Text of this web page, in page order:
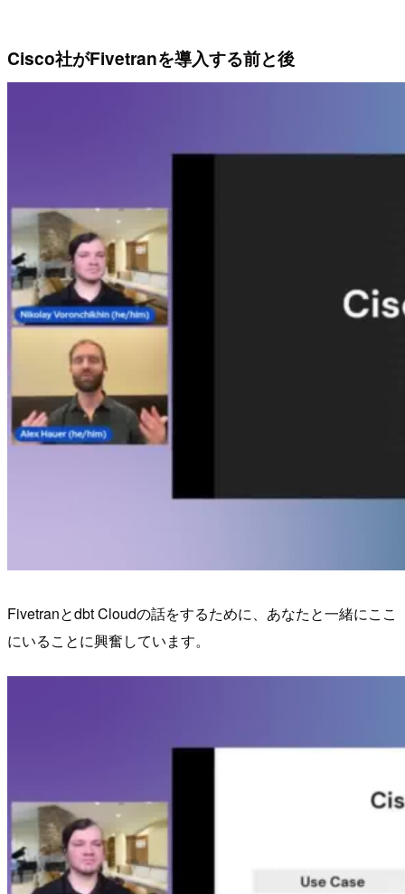
Cisco社がFivetranを導入する前と後
Fivetranとdbt Cloudの話をするために、あなたと一緒にここ
にいることに興奮しています。